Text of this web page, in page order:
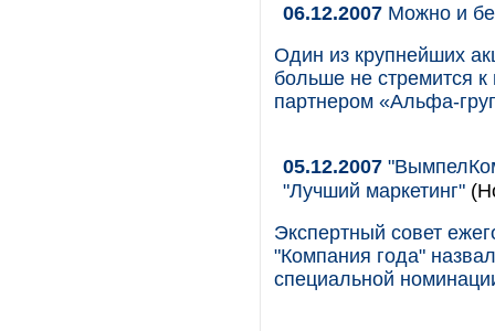
06.12.2007 Можно и
Один из крупнейших
больше не стремится
партнером «Альфа-
05.12.2007
"Лучший маркетинг"
Экспертный совет
"Компания года"
специальной